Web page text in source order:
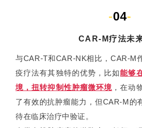
-04-
CAR-M疗法未
与CAR-T和CAR-NK相比，CAR-M
疫疗法有其独特的优势，比如能够
境，扭转抑制性肿瘤微环境 ，在动
了有效的抗肿瘤能力，但CAR-M的
待在临床治疗中验证。